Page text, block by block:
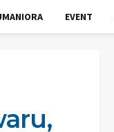
EVENT